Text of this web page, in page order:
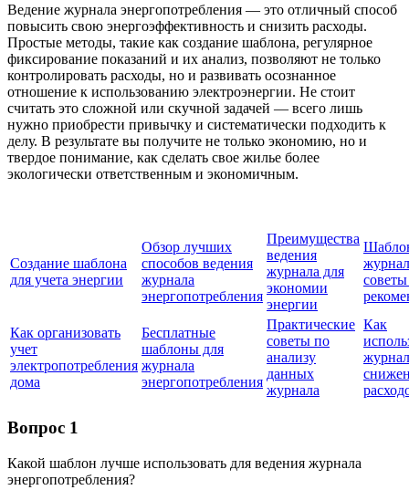
Ведение журнала энергопотребления — это отличный способ
повысить свою энергоэффективность и снизить расходы.
Простые методы, такие как создание шаблона, регулярное
фиксирование показаний и их анализ, позволяют не только
контролировать расходы, но и развивать осознанное
отношение к использованию электроэнергии. Не стоит
считать это сложной или скучной задачей — всего лишь
нужно приобрести привычку и систематически подходить к
делу. В результате вы получите не только экономию, но и
твердое понимание, как сделать свое жилье более
экологически ответственным и экономичным.
Создание шаблона
для учета энергии
Обзор лучших
способов ведения
журнала
энергопотребления
Преимущества
ведения
журнала для
экономии
энергии
Как организовать
учет
электропотребления
дома
Бесплатные
шаблоны для
журнала
энергопотребления
Практические
советы по
анализу
данных
журнала
Как
Вопрос 1
Какой шаблон лучше использовать для ведения журнала
энергопотребления?